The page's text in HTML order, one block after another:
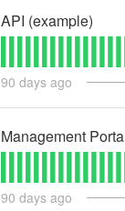
API (example)
90 days ago
Management
90 days ago